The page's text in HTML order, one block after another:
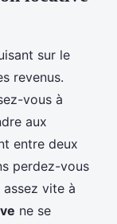
sur le
revenus.
vous à
aux
entre deux
perdez-vous
assez vite à
ne se